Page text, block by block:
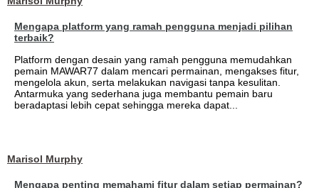
Mengapa platform yang ramah pengguna menjadi pilihan
terbaik?
Platform dengan desain yang ramah pengguna memudahkan
pemain MAWAR77 dalam mencari permainan, mengakses fitur,
mengelola akun, serta melakukan navigasi tanpa kesulitan.
Antarmuka yang sederhana juga membantu pemain baru
beradaptasi lebih cepat sehingga mereka dapat...
Marisol Murphy
Mengapa penting memahami fitur dalam setiap permainan?